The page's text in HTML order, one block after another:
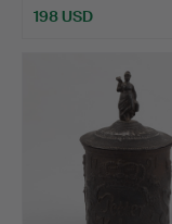
198 USD